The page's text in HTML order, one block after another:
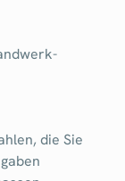
die Sie